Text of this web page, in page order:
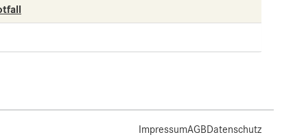
ImpressumAGBDatenschutz